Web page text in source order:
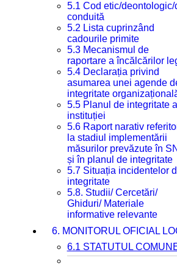
5.1 Cod etic/deontologic/
conduită
5.2 Lista cuprinzând
cadourile primite
5.3 Mecanismul de
raportare a încălcărilor
5.4 Declarația privind
asumarea unei agende
integritate
5.5 Planul de integritate al
instituției
5.6 Raport narativ
la stadiul implementării
măsurilor prevăzute în
și în planul de integritate
5.7 Situația incidentelor
integritate
5.8. Studii/ Cercetări/
Ghiduri/ Materiale
informative relevante
6. MONITORUL OFICIAL
6.1 STATUTUL